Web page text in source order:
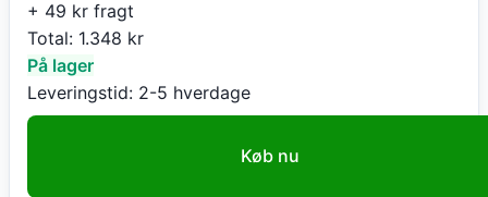
+ 49 kr fragt
Total: 1.348 kr
På lager
Leveringstid: 2-5 hverdage
Køb nu